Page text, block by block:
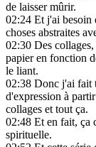
de laisser mûrir.
02:24 Et j'ai besoin
choses abstraites
02:30 Des
papier en fonction
le liant.
02:38 Donc j'ai fait
d'expression à
collages et tout ça.
02:48 Et en fait, ça
spirituelle.